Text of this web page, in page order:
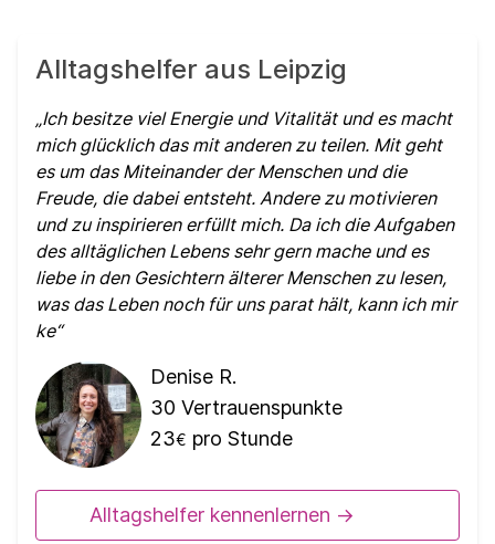
Alltagshelfer aus Leipzig
Ich besitze viel Energie und Vitalität und es macht
mich glücklich das mit anderen zu teilen. Mit geht
es um das Miteinander der Menschen und die
Freude, die dabei entsteht. Andere zu motivieren
und zu inspirieren erfüllt mich. Da ich die Aufgaben
des alltäglichen Lebens sehr gern mache und es
liebe in den Gesichtern älterer Menschen zu lesen,
was das Leben noch für uns parat hält, kann ich mir
ke
Denise R.
30 Vertrauenspunkte
23€ pro Stunde
Alltagshelfer kennenlernen ->